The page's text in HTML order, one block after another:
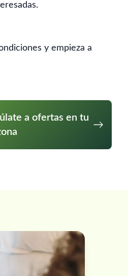
y empieza a
a ofertas en tu